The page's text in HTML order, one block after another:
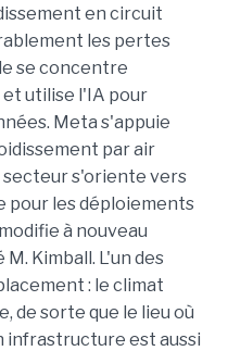
en circuit
les pertes
se concentre
utilise l'IA pour
Meta s'appuie
par air
s'oriente vers
pour les déploiements
à nouveau
M. Kimball. L'un des
: le climat
de sorte que le lieu où
est aussi